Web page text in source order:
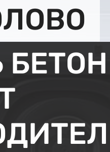
БЕТОН